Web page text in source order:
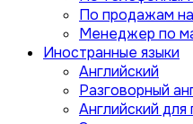
По продажам
Менеджер по
Иностранные языки
Английский
Разговорный
Английский